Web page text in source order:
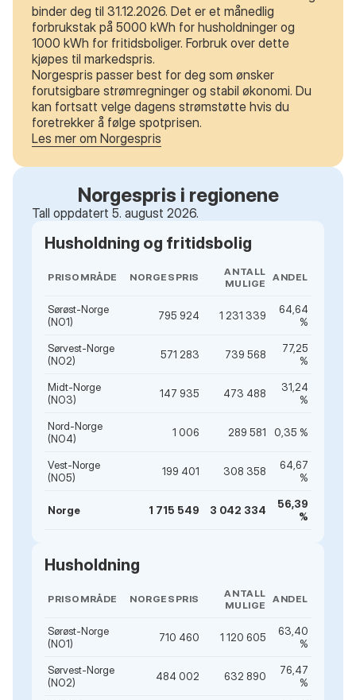
binder deg til 31.12.2026. Det er et månedlig
forbrukstak på 5000 kWh for husholdninger og
1000 kWh for fritidsboliger. Forbruk over dette
kjøpes til markedspris.
Norgespris passer best for deg som ønsker
forutsigbare strømregninger og stabil økonomi. Du
kan fortsatt velge dagens strømstøtte hvis du
foretrekker å følge spotprisen.
Les mer om Norgespris
Norgespris i regionene
Tall oppdatert 5. august 2026.
Husholdning og fritidsbolig
PRISOMRÅDE NORGESPRIS
ANTALL
MULIGE
ANDEL
Sørøst-Norge
(NO1)
795 924 1 231 339
64,64
%
Sørvest-Norge
(NO2)
571 283 739 568
77,25
%
Midt-Norge
(NO3)
147 935 473 488
31,24
%
Nord-Norge
(NO4)
1 006 289 581 0,35 %
Vest-Norge
(NO5)
199 401 308 358
64,67
%
Norge 1 715 549 3 042 334
56,39
%
Husholdning
PRISOMRÅDE NORGESPRIS
ANTALL
MULIGE
ANDEL
Sørøst-Norge
(NO1)
710 460 1 120 605
63,40
%
Sørvest-Norge
(NO2)
484 002 632 890
76,47
%